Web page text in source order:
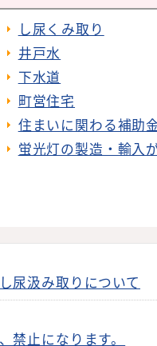
し尿くみ取り
井戸水
下水道
町営住宅
住まいに関わる補助
蛍光灯の製造・輸入
尿汲み取りについて
禁止になります。